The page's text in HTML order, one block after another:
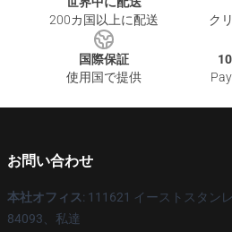
200カ国以上に配送
ク
国際保証
使用国で提供
お問い合わせ
本社オフィス: 111621 イーストスタン
84093、私達